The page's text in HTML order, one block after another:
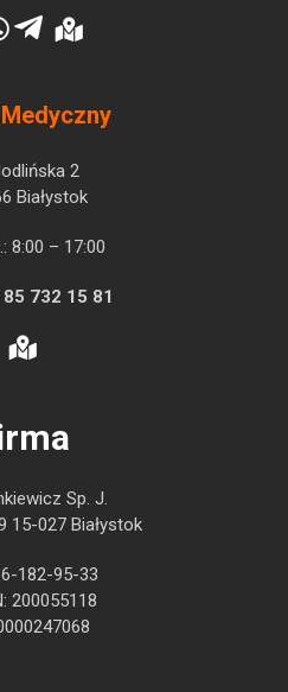
2
Białystok
8:00 – 17:00
732 15 81
Sp. J.
15-027 Białystok
182-95-33
200055118